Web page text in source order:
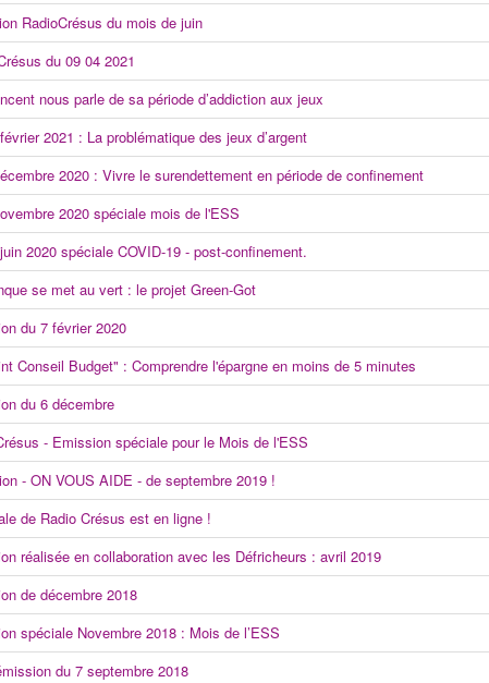
RadioCrésus du mois de juin
du 09 04 2021
nous parle de sa période d’addiction aux jeux
2021 : La problématique des jeux d’argent
2020 : Vivre le surendettement en période de confinement
2020 spéciale mois de l'ESS
2020 spéciale COVID-19 - post-confinement.
se met au vert : le projet Green-Got
du 7 février 2020
Conseil Budget" : Comprendre l'épargne en moins de 5 minutes
du 6 décembre
- Emission spéciale pour le Mois de l'ESS
- ON VOUS AIDE - de septembre 2019 !
de Radio Crésus est en ligne !
réalisée en collaboration avec les Défricheurs : avril 2019
de décembre 2018
spéciale Novembre 2018 : Mois de l’ESS
du 7 septembre 2018